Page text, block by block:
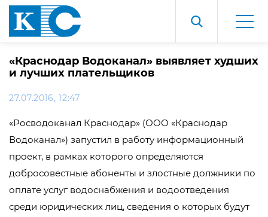
«Краснодар Водоканал» выявляет худших
и лучших плательщиков
27.07.2016, 12:47
«Росводоканал Краснодар» (ООО «Краснодар
Водоканал») запустил в работу информационный
проект, в рамках которого определяются
добросовестные абоненты и злостные должники по
оплате услуг водоснабжения и водоотведения
среди юридических лиц, сведения о которых будут